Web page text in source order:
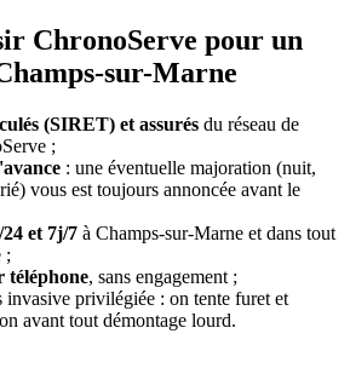
ChronoServe pour un
sur-Marne
(SIRET) et assurés du réseau de
;
: une éventuelle majoration (nuit,
vous est toujours annoncée avant le
et 7j/7 à Champs-sur-Marne et dans tout
;
téléphone, sans engagement ;
invasive privilégiée : on tente furet et
avant tout démontage lourd.